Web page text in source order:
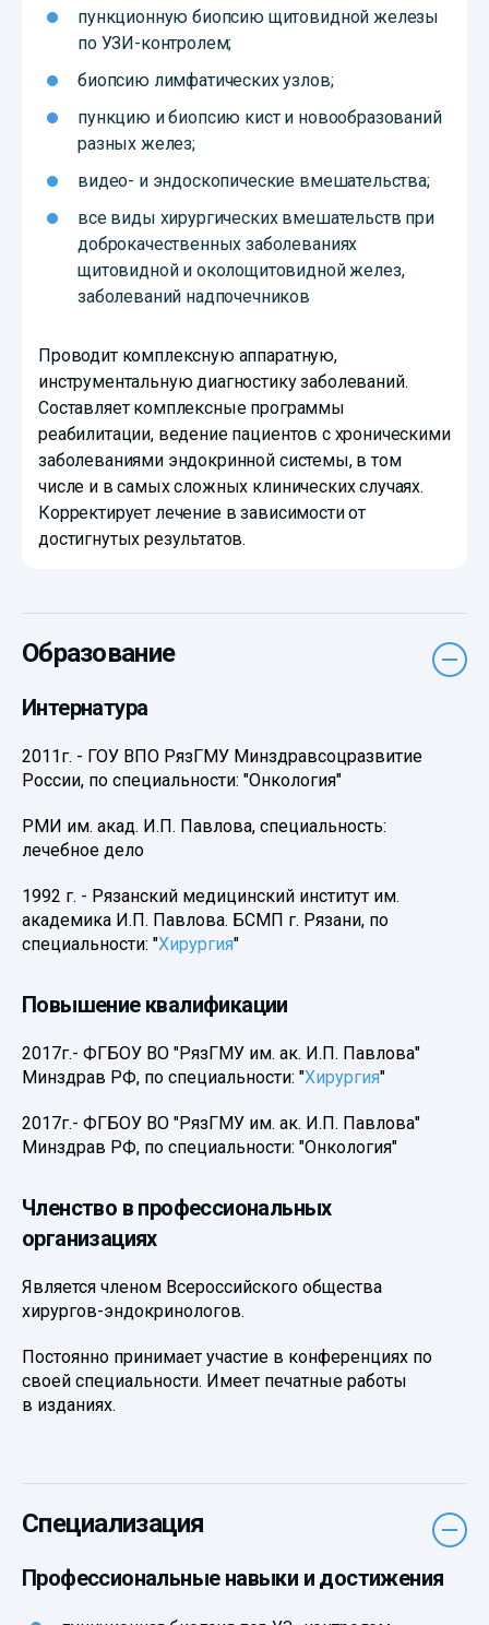
пункционную биопсию щитовидной железы
по УЗИ-контролем;
биопсию лимфатических узлов;
пункцию и биопсию кист и новообразований
разных желез;
видео- и эндоскопические вмешательства;
все виды хирургических вмешательств при
доброкачественных заболеваниях
щитовидной и околощитовидной желез,
заболеваний надпочечников
Проводит комплексную аппаратную,
инструментальную диагностику заболеваний.
Составляет комплексные программы
реабилитации, ведение пациентов с хроническими
заболеваниями эндокринной системы, в том
числе и в самых сложных клинических случаях.
Корректирует лечение в зависимости от
достигнутых результатов.
Образование
Интернатура
2011г. - ГОУ ВПО РязГМУ Минздравсоцразвитие
России, по специальности: "Онкология"
РМИ им. акад. И.П. Павлова, специальность:
лечебное дело
1992 г. - Рязанский медицинский институт им.
академика И.П. Павлова. БСМП г. Рязани, по
специальности: "Хирургия"
Повышение квалификации
2017г.- ФГБОУ ВО "РязГМУ им. ак. И.П. Павлова"
Минздрав РФ, по специальности: "Хирургия"
2017г.- ФГБОУ ВО "РязГМУ им. ак. И.П. Павлова"
Минздрав РФ, по специальности: "Онкология"
Членство в профессиональных
организациях
Является членом Всероссийского общества
хирургов-эндокринологов.
Постоянно принимает участие в конференциях по
своей специальности. Имеет печатные работы
в изданиях.
Специализация
Профессиональные навыки и достижения